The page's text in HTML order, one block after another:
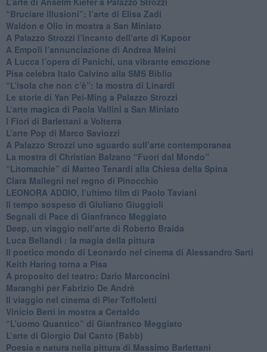
​“Bruciare illusioni”: l’arte di Elisa Zadi
​Waldon e Olio in mostra a San Miniato
​A Palazzo Strozzi l’incanto dell’arte di Kapoor
​A Empoli l’annunciazione di Andrea Meini
A Lucca l’opera di Panichi, una vibrante emozione
Pisa celebra Italo Calvino alla SMS Biblio
“L’isola che non c’è”: la mostra di Linardi
​Le storie di Yan Pei-Ming a Palazzo Strozzi
​L’arte magica di Paola Vallini a San Miniato
​I Fiori di Barlettani a Volterra
​L’arte Pop di Marco Saviozzi
​A Palazzo Strozzi uno sguardo sull’arte contemporanea
La mostra di Christian Balzano “Fuori dal Mondo”
​“Litomachie” di Matteo Tenardi alla Chiesa della Spina
​Clara Mallegni nel regno di Pinocchio
​LEONORA ADDIO, l’ultimo film di Paolo Taviani
Il tempo sospeso di Giuliano Giuggioli
Segnali di Pace di Gianfranco Meggiato
​Deep, un viaggio nell’arte di Roberto Braida
​Luca Bellandi : la magia della pittura
​Il poetico mondo di Leonardo nel cinema di Alessandro Sarti
​Keith Haring torna a Pisa
​A proposito del teatro: Dario Marconcini
Maranghi per Fabrizio De Andrè
​Il viaggio nel cinema di Pier Toffoletti
Vinicio Berti in mostra a Certaldo
“L’uomo Quantico” di Gianfranco Meggiato
​L’arte di Giorgio Dal Canto (Babb)
Poesia e natura nella pittura di Massimo Barlettani